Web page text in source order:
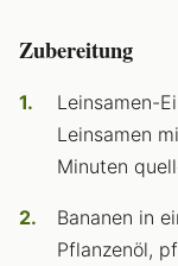
Zubereitung
Leinsamen-
Leinsamen
Minuten
Bananen in
Pflanzenöl,